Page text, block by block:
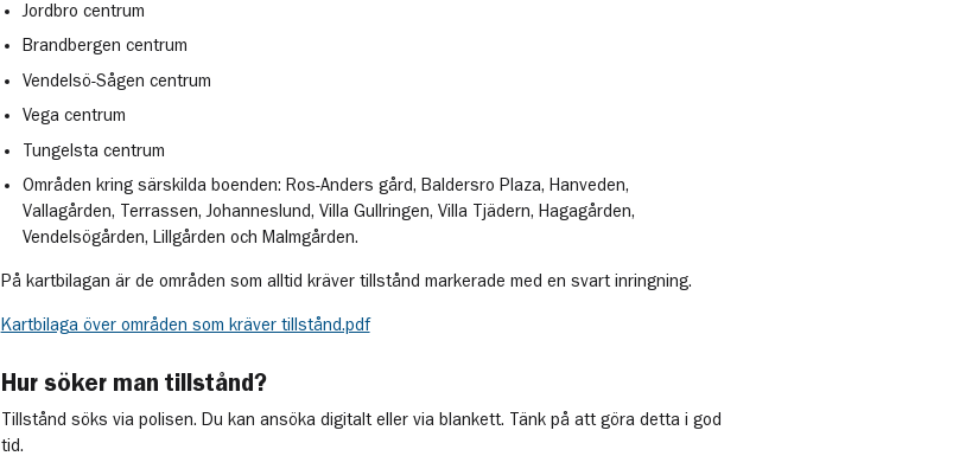
Jordbro centrum
Brandbergen centrum
Vendelsö-Sågen centrum
Vega centrum
Tungelsta centrum
Områden kring särskilda boenden: Ros-Anders gård, Baldersro Plaza, Hanveden,
Vallagården, Terrassen, Johanneslund, Villa Gullringen, Villa Tjädern, Hagagården,
Vendelsögården, Lillgården och Malmgården.
På kartbilagan är de områden som alltid kräver tillstånd markerade med en svart inringning.
Kartbilaga över områden som kräver tillstånd.pdf
Hur söker man tillstånd?
Tillstånd söks via polisen. Du kan ansöka digitalt eller via blankett. Tänk på att göra detta i god
tid.